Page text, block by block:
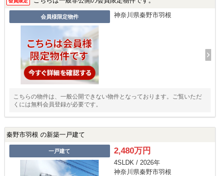
会員様限定物件 神奈川県秦野市羽根
こちらの物件は、一般公開できない物件となっております。ご覧いただ
くには無料会員登録が必要です。
秦野市羽根 の新築一戸建て
一戸建て 2,480万円
4SLDK / 2026年
神奈川県秦野市羽根